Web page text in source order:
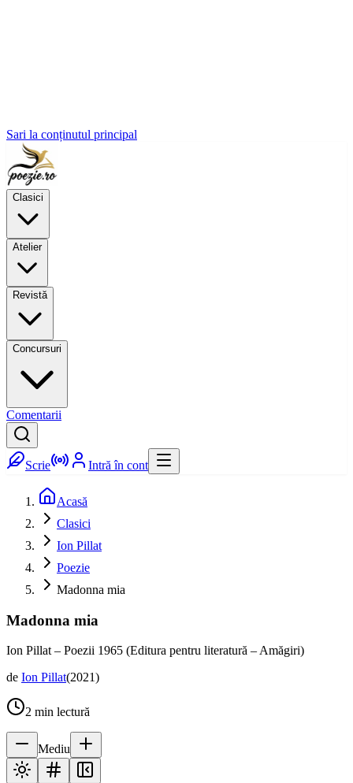
Sari la conținutul principal
Clasici
Atelier
Revistă
Concursuri
Comentarii
Scrie Intră în cont
Acasă
Clasici
Ion Pillat
Poezie
Madonna mia
Madonna mia
Ion Pillat – Poezii 1965 (Editura pentru literatură – Amăgiri)
de Ion Pillat(2021)
2 min lectură
Mediu